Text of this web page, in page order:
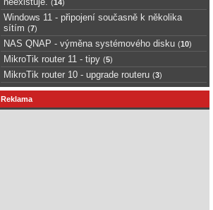
(14)
Windows 11 - připojení současně k několika
sítím (7)
NAS QNAP - výměna systémového disku (10)
MikroTik router 11 - tipy (5)
MikroTik router 10 - upgrade routeru (3)
Reklama